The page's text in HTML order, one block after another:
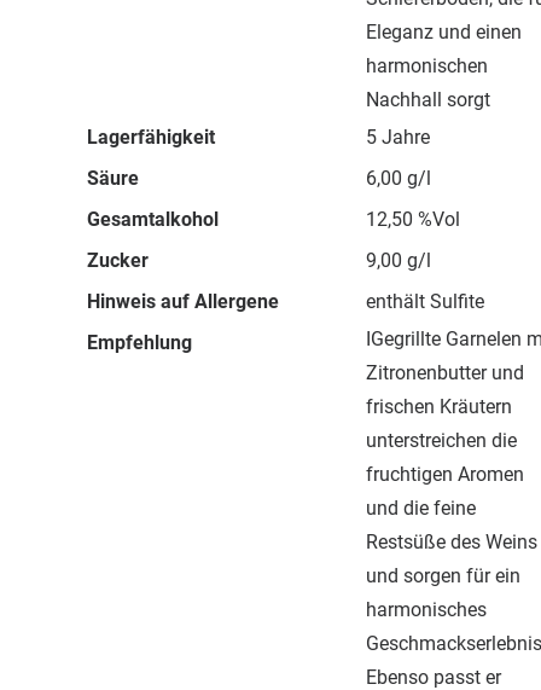
Eleganz und einen
harmonischen
Nachhall sorgt
Lagerfähigkeit
5 Jahre
Säure
6,00 g/l
Gesamtalkohol
12,50 %Vol
Zucker
9,00 g/l
Hinweis auf Allergene
enthält Sulfite
Empfehlung
IGegrillte Garnelen
Zitronenbutter und
frischen Kräutern
unterstreichen die
fruchtigen Aromen
und die feine
Restsüße des Weins
und sorgen für ein
harmonisches
Ebenso passt er